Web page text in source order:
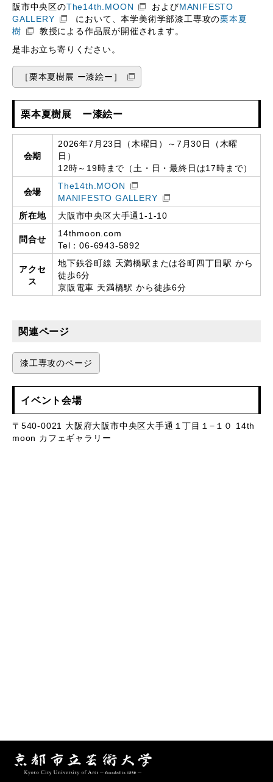
阪市中央区のThe14th.MOON およびMANIFESTO
GALLERY
において、本学美術学部漆工専攻の栗本夏
樹
教授による作品展が開催されます。
是非お立ち寄りください。
［栗本夏樹展 ー漆絵ー］
栗本夏樹展 ー漆絵ー
会期
2026年7月23日（木曜日）～7月30日（木曜
日）
12時～19時まで（土・日・最終日は17時まで）
会場
The14th.MOON
MANIFESTO GALLERY
所在地
大阪市中央区大手通1-1-10
問合せ
14thmoon.com
Tel：06-6943-5892
アクセ
ス
地下鉄谷町線 天満橋駅または谷町四丁目駅 から
徒歩6分
京阪電車 天満橋駅 から徒歩6分
関連ページ
漆工専攻のページ
イベント会場
〒540-0021 大阪府大阪市中央区大手通１丁目１−１０ 14th
moon カフェギャラリー